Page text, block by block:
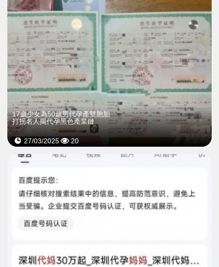
17歲少女為50歲男代孕產雙胞胎
打拐名人揭代孕黑色產業鏈
27/03/2025 20